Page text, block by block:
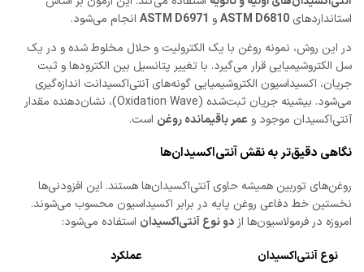
استانداردهای ASTM D6810و ASTM D6971 انجام می‌شود.
در این روش، نمونه روغن با یک الکترولیت و حلال مخلوط شده و در یک
سل الکتروشیمیایی قرار می‌گیرد. با تغییر پتانسیل بین الکترودها و ثبت
جریان، اکسیداسیون الکتروشیمیایی گونه‌های آنتی‌اکسیدانت اندازه‌گیری
می‌شود. بیشینه جریان ثبت‌شده (Oxidation Wave)، نشان‌دهنده مقدار
آنتی‌اکسیدان موجود و عمر باقیمانده روغن است.
نگاهی دقیق‌تر به نقش آنتی‌اکسیدان‌ها
روغن‌های توربین همیشه حاوی آنتی‌اکسیدان‌ها هستند. این افزودنی‌ها
نخستین خط دفاعی روغن پایه در برابر اکسیداسیون محسوب می‌شوند.
امروزه در فرمولاسیون‌ها از دو نوع آنتی‌اکسیدان استفاده می‌شود:
نوع آنتی‌اکسیدان
عملکرد